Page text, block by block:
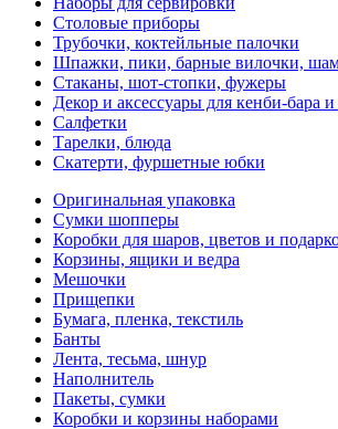
Столовые приборы
Трубочки, коктейльные палочки
Шпажки, пики, барные вилочки,
Стаканы, шот-стопки, фужеры
Декор и аксессуары для кенби-бара
Салфетки
Тарелки, блюда
Скатерти, фуршетные юбки
Оригинальная упаковка
Сумки шопперы
Коробки для шаров, цветов и
Корзины, ящики и ведра
Мешочки
Прищепки
Бумага, пленка, текстиль
Банты
Лента, тесьма, шнур
Наполнитель
Пакеты, сумки
Коробки и корзины наборами